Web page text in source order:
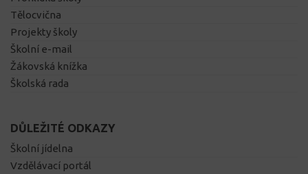
Tělocvična
Projekty školy
Školní e-mail
Žákovská knížka
Školská rada
DŮLEŽITÉ ODKAZY
Školní jídelna
Vzdělávací portál